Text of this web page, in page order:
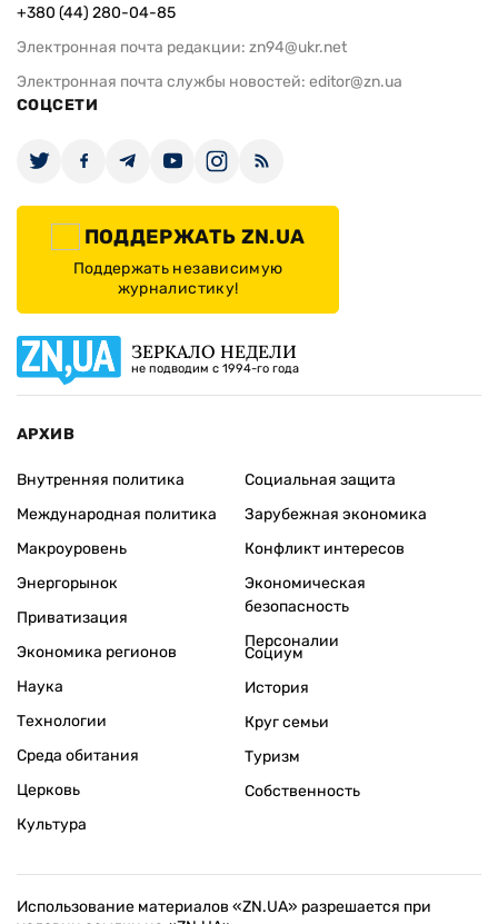
+380 (44) 280-04-85
Электронная почта редакции: zn94@ukr.net
Электронная почта службы новостей: editor@zn.ua
СОЦСЕТИ
ПОДДЕРЖАТЬ ZN.UA
Поддержать независимую
журналистику!
ЗЕРКАЛО НЕДЕЛИ
не подводим с 1994-го года
АРХИВ
Внутренняя политика
Международная политика
Макроуровень
Энергорынок
Приватизация
Экономика регионов
Социальная защита
Зарубежная экономика
Конфликт интересов
Экономическая
безопасность
Персоналии
Наука
Технологии
Среда обитания
Церковь
Культура
Социум
История
Круг семьи
Туризм
Собственность
Использование материалов «ZN.UA» разрешается при